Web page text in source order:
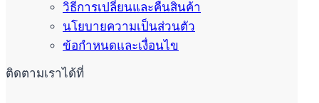
วิธีการเปลี่ยนและคืนสินค้า
นโยบายความเป็นส่วนตัว
ข้อกำหนดและเงื่อนไข
ติดตามเราได้ที่